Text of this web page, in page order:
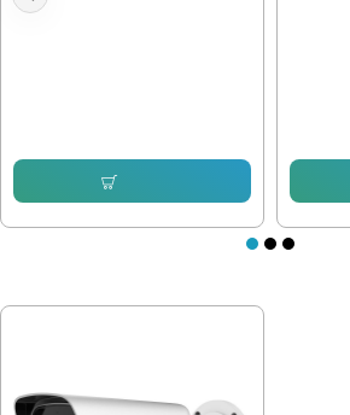
Hikvision HWI-B140H-M , 4mpx